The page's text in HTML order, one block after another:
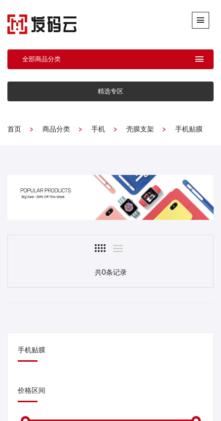
全部商品分类
精选专区
首页 商品分类 手机 壳膜支架 手机贴膜
共0条记录
手机贴膜
价格区间